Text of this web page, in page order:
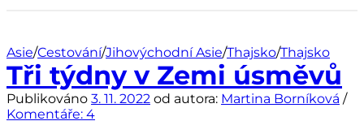
Asie/Cestování/Jihovýchodní Asie/Thajsko/Thajsko
Tři týdny v Zemi úsměvů
Publikováno 3. 11. 2022 od autora: Martina Borníková /
Komentáře: 4